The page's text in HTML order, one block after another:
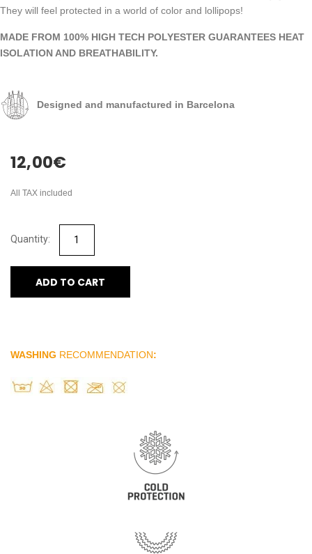
They will feel protected in a world of color and lollipops!
MADE FROM 100% HIGH TECH POLYESTER GUARANTEES HEAT
ISOLATION AND BREATHABILITY.
Designed and manufactured in Barcelona
12,00€
All TAX included
ADD TO CART
WASHING RECOMMENDATION: